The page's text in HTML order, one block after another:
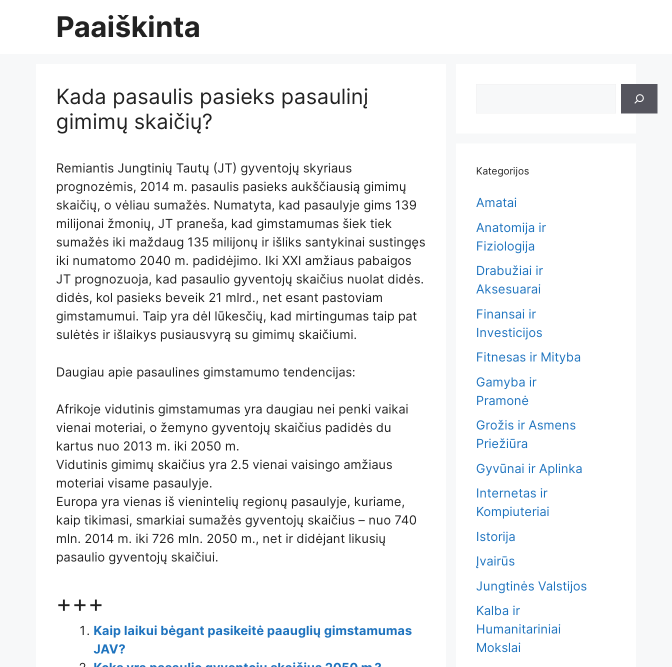
Paaiškinta
Kada pasaulis pasieks pasaulinį
gimimų skaičių?
Remiantis Jungtinių Tautų (JT) gyventojų skyriaus
prognozėmis, 2014 m. pasaulis pasieks aukščiausią gimimų
skaičių, o vėliau sumažės. Numatyta, kad pasaulyje gims 139
milijonai žmonių, JT praneša, kad gimstamumas šiek tiek
sumažės iki maždaug 135 milijonų ir išliks santykinai sustingęs
iki numatomo 2040 m. padidėjimo. Iki XXI amžiaus pabaigos
JT prognozuoja, kad pasaulio gyventojų skaičius nuolat didės.
didės, kol pasieks beveik 21 mlrd., net esant pastoviam
gimstamumui. Taip yra dėl lūkesčių, kad mirtingumas taip pat
sulėtės ir išlaikys pusiausvyrą su gimimų skaičiumi.
Daugiau apie pasaulines gimstamumo tendencijas:
Afrikoje vidutinis gimstamumas yra daugiau nei penki vaikai
vienai moteriai, o žemyno gyventojų skaičius padidės du
kartus nuo 2013 m. iki 2050 m.
Vidutinis gimimų skaičius yra 2.5 vienai vaisingo amžiaus
moteriai visame pasaulyje.
Europa yra vienas iš vienintelių regionų pasaulyje, kuriame,
kaip tikimasi, smarkiai sumažės gyventojų skaičius – nuo ​​740
mln. 2014 m. iki 726 mln. 2050 m., net ir didėjant likusių
pasaulio gyventojų skaičiui.
+++
Kaip laikui bėgant pasikeitė paauglių gimstamumas
JAV?
Kategorijos
Amatai
Anatomija ir
Fiziologija
Drabužiai ir
Aksesuarai
Finansai ir
Investicijos
Fitnesas ir Mityba
Gamyba ir
Pramonė
Grožis ir Asmens
Priežiūra
Gyvūnai ir Aplinka
Internetas ir
Kompiuteriai
Istorija
Įvairūs
Jungtinės Valstijos
Kalba ir
Humanitariniai
Mokslai